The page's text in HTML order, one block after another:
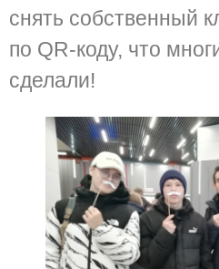
снять собственный
по QR-коду, что
сделали!